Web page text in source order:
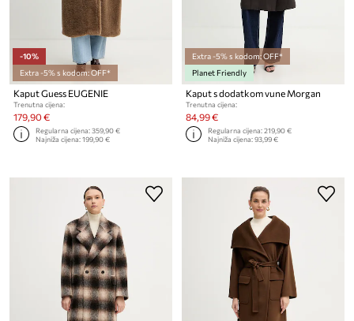
-10%
Extra -5% s kodom: OFF*
Kaput Guess EUGENIE
Trenutna cijena:
179,90 €
Regularna cijena:359,90 €
Najniža cijena:199,90 €
Extra -5% s kodom: OFF*
Planet Friendly
Kaput s dodatkom vune Morgan
Trenutna cijena:
84,99 €
Regularna cijena:219,90 €
Najniža cijena:93,99 €